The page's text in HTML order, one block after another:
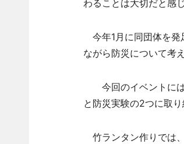
わることは大切だと感
今年1月に同団体を発
ながら防災について考
今回のイベントには
と防災実験の2つに取り
竹ランタン作りでは